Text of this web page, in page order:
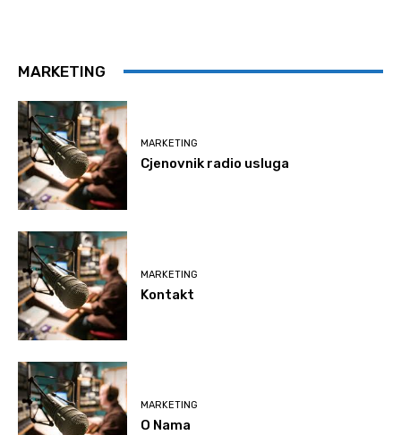
MARKETING
MARKETING
Cjenovnik radio usluga
MARKETING
Kontakt
MARKETING
O Nama